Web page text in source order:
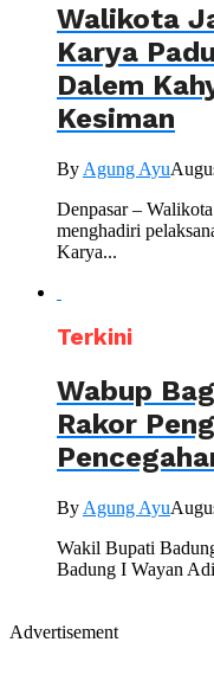
Walikota
Karya
Dalem
Kesiman
By Agung Ayu
Denpasar –
menghadiri
Karya...
Terkini
Wabup
Rakor
By Agung Ayu
Wakil Bupati
Badung I Wayan
Advertisement